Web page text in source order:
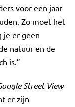
voor een jaar
Zo moet het
je er geen
natuur en de
is.”
Street View
er zijn